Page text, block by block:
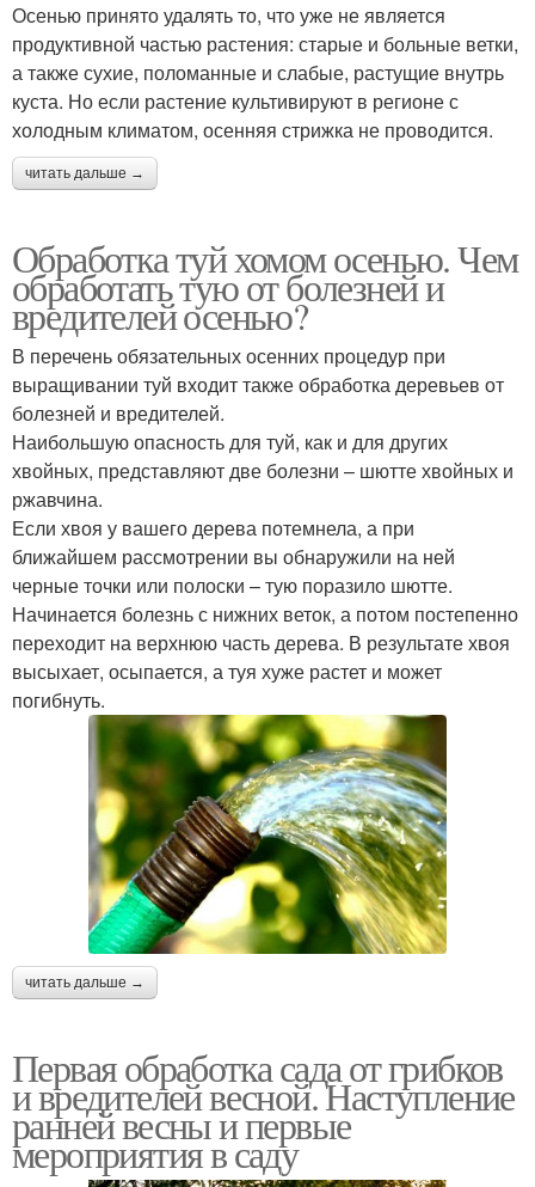
Осенью принято удалять то, что уже не является
продуктивной частью растения: старые и больные ветки,
а также сухие, поломанные и слабые, растущие внутрь
куста. Но если растение культивируют в регионе с
холодным климатом, осенняя стрижка не проводится.
читать дальше →
Обработка туй хомом осенью. Чем
обработать тую от болезней и
вредителей осенью?
В перечень обязательных осенних процедур при
выращивании туй входит также обработка деревьев от
болезней и вредителей.
Наибольшую опасность для туй, как и для других
хвойных, представляют две болезни – шютте хвойных и
ржавчина.
Если хвоя у вашего дерева потемнела, а при
ближайшем рассмотрении вы обнаружили на ней
черные точки или полоски – тую поразило шютте.
Начинается болезнь с нижних веток, а потом постепенно
переходит на верхнюю часть дерева. В результате хвоя
высыхает, осыпается, а туя хуже растет и может
погибнуть.
читать дальше →
Первая обработка сада от грибков
и вредителей весной. Наступление
ранней весны и первые
мероприятия в саду